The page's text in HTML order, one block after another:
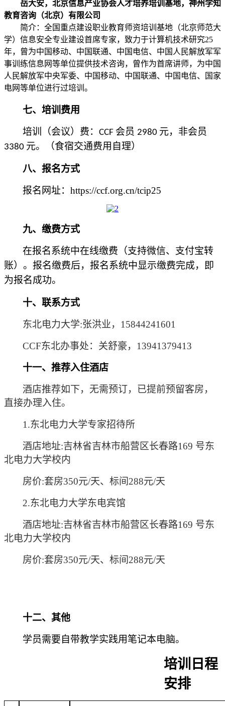
岳大安，北京信息产业协会人才培养培训基地，神州学知
教育咨询（北京）有限公司
简介：全国重点建设职业教育师资培训基地（北京师范大
学）信息安全专业建设首席专家，致力于计算机技术研究25
年，曾为中国移动、中国联通、中国电信、中国人民解放军军
事训练信息网等单位提供技术咨询，曾作为首席讲师，为中国
人民解放军中央军委、中国移动、中国联通、中国电信、国家
电网等单位进行过培训。
七、培训费用
培训（会议）费： CCF 会员 2980 元，非会员
3380 元。（食宿交通费用自理）
八、报名方式
报名网址：https://ccf.org.cn/tcip25
九、缴费方式
在报名系统中在线缴费（支持微信、支付宝转
账）。报名缴费后，报名系统中显示缴费完成，即
为报名成功。
十、联系方式
东北电力大学:张洪业，15844241601
CCF东北办事处：关舒豪，13941379413
十一、推荐入住酒店
酒店推荐如下，无需预订，已提前预留客房，
直接办理入住。
1.东北电力大学专家招待所
酒店地址:吉林省吉林市船营区长春路169 号东
北电力大学校内
房价:套房350元/天、标间288元/天
2.东北电力大学东电宾馆
酒店地址:吉林省吉林市船营区长春路169 号东
北电力大学校内
房价:套房350元/天、标间288元/天
十二、其他
学员需要自带教学实践用笔记本电脑。
培训日程
安排